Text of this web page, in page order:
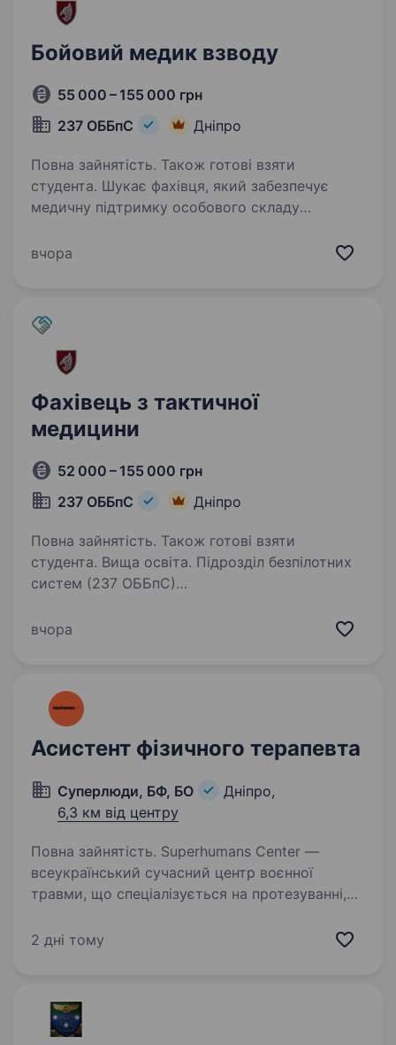
Бойовий медик взводу
55 000 – 155 000 грн
237 ОББпС
Дніпро
Повна зайнятість. Також готові взяти
студента. Шукає фахівця, який забезпечує
медичну підтримку особового складу
медичну допомогу, організовує профілактичні
вчора
Фахівець з тактичної
медицини
52 000 – 155 000 грн
237 ОББпС
Дніпро
Повна зайнятість. Також готові взяти
студента. Вища освіта. Підрозділ безпілотних
систем (237 ОББпС)
https://www.instagram.com/237obbps/ https://
домедичної…
вчора
Асистент фізичного терапевта
Суперлюди, БФ, БО
Дніпро,
6,3 км від центру
Повна зайнятість. Superhumans Center —
всеукраїнський сучасний центр воєнної
травми, що спеціалізується на протезуванні,
та психологічній підтримці постраждалих від
2 дні тому